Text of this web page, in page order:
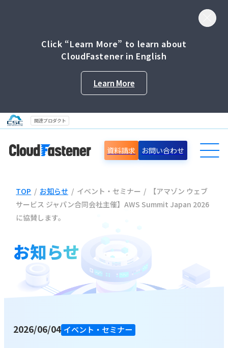
Click “Learn More” to learn about
CloudFastener in English
Learn More
関連プロダクト
導入事例
セミナー情報
お役立ち資料
資料請求 お問い合わせ
TOP / お知らせ / イベント・セミナー /
【アマゾン ウェブ
サービス ジャパン合同会社主催】AWS Summit Japan 2026
に協賛します。
お知らせ
2026/06/04 イベント・セミナー